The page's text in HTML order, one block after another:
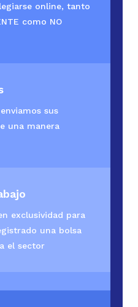
online, tanto
como NO
sus
una manera
exclusividad para
una bolsa
el sector